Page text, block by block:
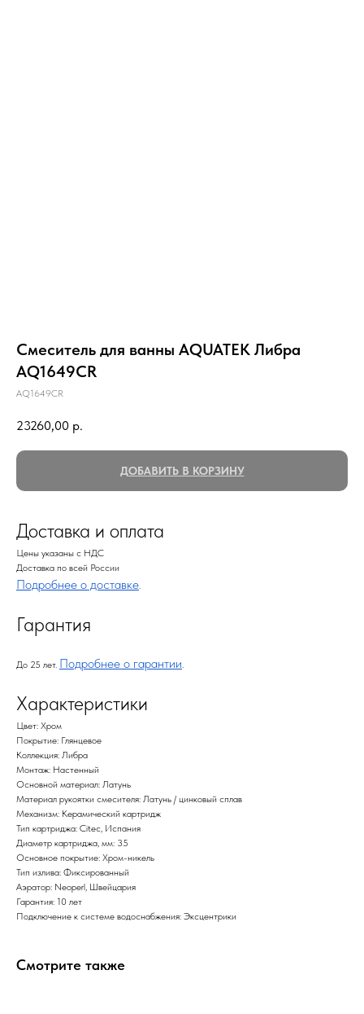
Смеситель для ванны AQUATEK Либра
AQ1649CR
AQ1649CR
23260,00 р.
ДОБАВИТЬ В КОРЗИНУ
Доставка и оплата
Цены указаны с НДС
Доставка по всей России
Подробнее о доставке.
Гарантия
До 25 лет. Подробнее о гарантии.
Характеристики
Цвет: Хром
Покрытие: Глянцевое
Коллекция: Либра
Монтаж: Настенный
Основной материал: Латунь
Материал рукоятки смесителя: Латунь / цинковый сплав
Механизм: Керамический картридж
Тип картриджа: Citec, Испания
Диаметр картриджа, мм: 35
Основное покрытие: Хром-никель
Тип излива: Фиксированный
Аэратор: Neoperl, Швейцария
Гарантия: 10 лет
Подключение к системе водоснабжения: Эксцентрики
Смотрите также